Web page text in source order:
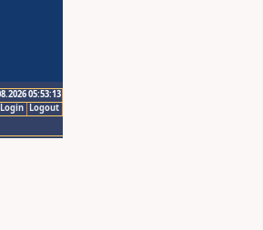
05:53:13
Logout
Login